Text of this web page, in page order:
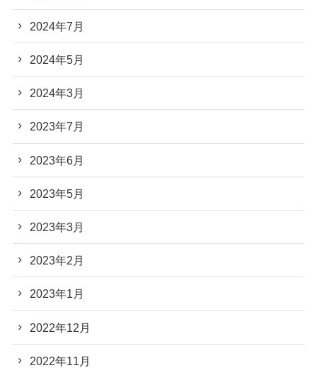
2024年7月
2024年5月
2024年3月
2023年7月
2023年6月
2023年5月
2023年3月
2023年2月
2023年1月
2022年12月
2022年11月